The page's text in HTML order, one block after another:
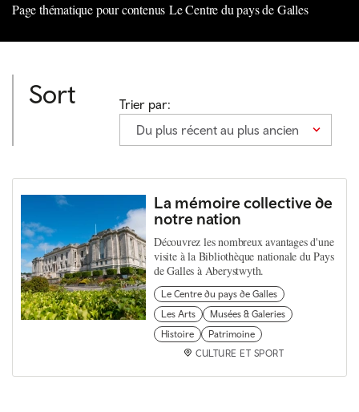
Page thématique pour contenus Le Centre du pays de Galles
Sort
Trier par:
Du plus récent au plus ancien
La mémoire collective de
notre nation
Découvrez les nombreux avantages d'une
visite à la Bibliothèque nationale du Pays
de Galles à Aberystwyth.
Le Centre du pays de Galles
Les Arts
Musées & Galeries
Histoire
Patrimoine
CULTURE ET SPORT